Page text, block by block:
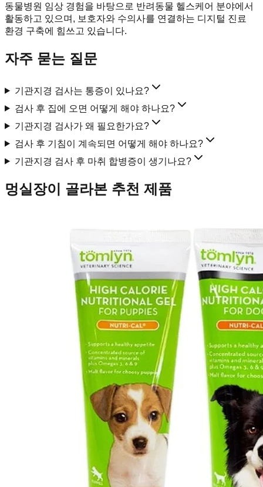
동물병원 임상 경험을 바탕으로 반려동물 헬스케어 분야에서
활동하고 있으며, 보호자와 수의사를 연결하는 디지털 진료
환경 구축에 힘쓰고 있습니다.
자주 묻는 질문
기관지경 검사는 통증이 있나요?
검사 후 집에 오면 어떻게 해야 하나요?
기관지경 검사가 왜 필요한가요?
검사 후 기침이 계속되면 어떻게 해야 하나요?
기관지경 검사 후 마취 합병증이 생기나요?
멍실장이 골라본 추천 제품